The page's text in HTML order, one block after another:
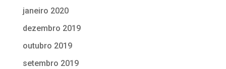
janeiro 2020
dezembro 2019
outubro 2019
setembro 2019